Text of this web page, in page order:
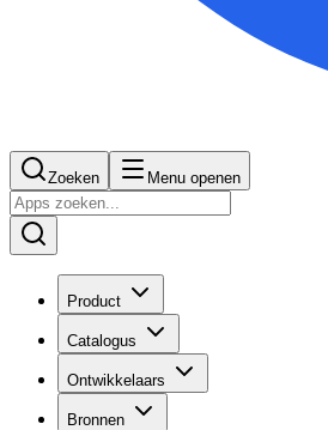
Zoeken Menu openen
Product
Catalogus
Ontwikkelaars
Bronnen